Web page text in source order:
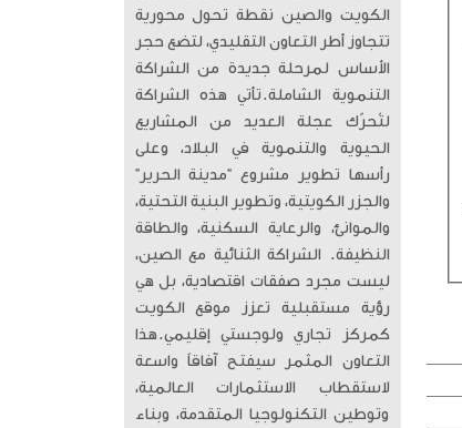
الكويت والصين نقطة تحول محورية
تتجاوز أطر التعاون التقليدي، لتضع حجر
الأساس لمرحلة جديدة من الشراكة
التنموية الشاملة. ​تأتي هذه الشراكة
لتُحرّك عجلة العديد من المشاريع
الحيوية والتنموية في البلاد، وعلى
رأسها تطوير مشروع “مدينة الحرير”
والجزر الكويتية، وتطوير البنية التحتية،
والموانئ، والرعاية السكنية، والطاقة
النظيفة. الشراكة الثنائية مع الصين،
ليست مجرد صفقات اقتصادية، بل هي
رؤية مستقبلية تعزز موقع الكويت
كمركز تجاري ولوجستي إقليمي. ​هذا
التعاون المثمر سيفتح آفاقاً واسعة
لاستقطاب الاستثمارات العالمية،
وتوطين التكنولوجيا المتقدمة، وبناء